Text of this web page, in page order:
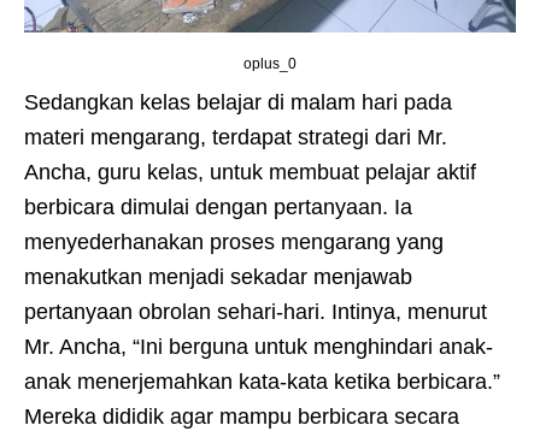
oplus_0
Sedangkan kelas belajar di malam hari pada
materi mengarang, terdapat strategi dari Mr.
Ancha, guru kelas, untuk membuat pelajar aktif
berbicara dimulai dengan pertanyaan. Ia
menyederhanakan proses mengarang yang
menakutkan menjadi sekadar menjawab
pertanyaan obrolan sehari-hari. Intinya, menurut
Mr. Ancha, “Ini berguna untuk menghindari anak-
anak menerjemahkan kata-kata ketika berbicara.”
Mereka dididik agar mampu berbicara secara